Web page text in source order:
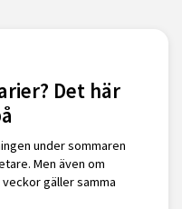
Det här
under sommaren
Men även om
gäller samma